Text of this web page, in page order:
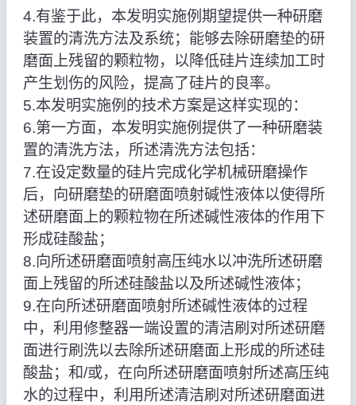
4.有鉴于此，本发明实施例期望提供一种研磨
装置的清洗方法及系统；能够去除研磨垫的研
磨面上残留的颗粒物，以降低硅片连续加工时
产生划伤的风险，提高了硅片的良率。
5.本发明实施例的技术方案是这样实现的：
6.第一方面，本发明实施例提供了一种研磨装
置的清洗方法，所述清洗方法包括：
7.在设定数量的硅片完成化学机械研磨操作
后，向研磨垫的研磨面喷射碱性液体以使得所
述研磨面上的颗粒物在所述碱性液体的作用下
形成硅酸盐；
8.向所述研磨面喷射高压纯水以冲洗所述研磨
面上残留的所述硅酸盐以及所述碱性液体；
9.在向所述研磨面喷射所述碱性液体的过程
中，利用修整器一端设置的清洁刷对所述研磨
面进行刷洗以去除所述研磨面上形成的所述硅
酸盐；和/或，在向所述研磨面喷射所述高压纯
水的过程中，利用所述清洁刷对所述研磨面进